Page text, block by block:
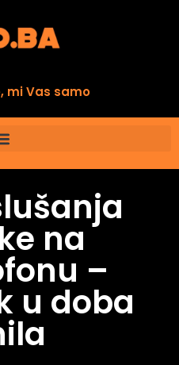
mi Vas samo
na
–
u doba